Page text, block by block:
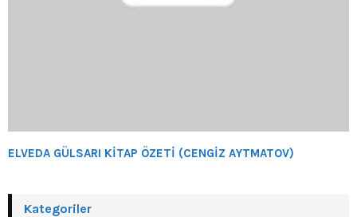
ELVEDA GÜLSARI KİTAP ÖZETİ (CENGİZ AYTMATOV)
Kategoriler